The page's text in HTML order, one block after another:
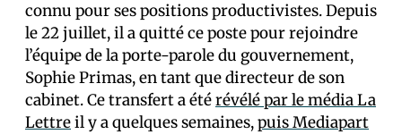
connu pour ses positions productivistes. Depuis
le 22 juillet, il a quitté ce poste pour rejoindre
l’équipe de la porte-parole du gouvernement,
Sophie Primas, en tant que directeur de son
cabinet. Ce transfert a étérévélé par le média La
Lettreil y a quelques semaines,puis Mediapart